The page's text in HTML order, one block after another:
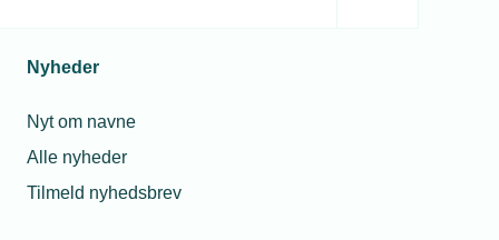
Nyheder
Nyt om navne
Alle nyheder
Tilmeld nyhedsbrev